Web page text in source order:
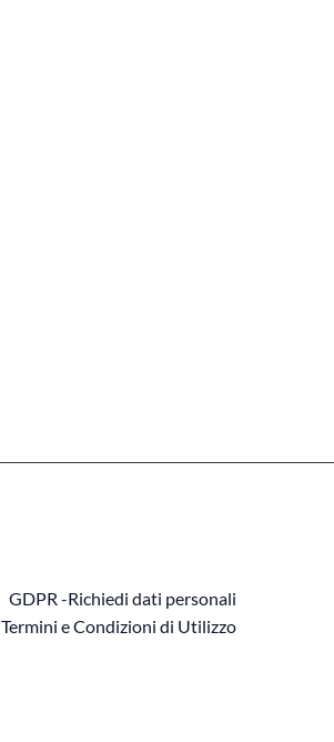
GDPR -Richiedi dati personali
Termini e Condizioni di Utilizzo